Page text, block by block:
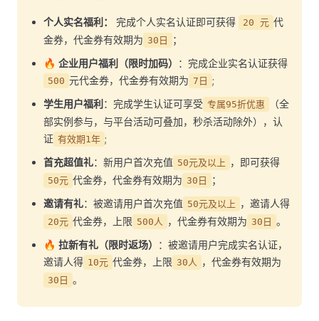
个人实名福利： 完成个人实名认证即可获得 20 元 代
金券，代金券有效期为 30日
；
🔥 企业用户福利（限时加码） ：完成企业实名认证获得
500 元代金券，代金券有效期为 7日
;
学生用户福利 ：完成学生认证可享受 专属95折优惠
（全
部实例参与，与平台活动可叠加，秒杀活动除外），认
证 有效期1年 ;
首充超值礼：新用户首次充值 50元及以上 ，即可获得
50元 代金券，代金券有效期为 30日
；
邀请有礼：被邀请用户首次充值 50元及以上 ，邀请人得
20元 代金券，上限 500人 ，代金券有效期为 30日 。
🔥 拉新有礼（限时返场）
：被邀请用户完成实名认证，
邀请人得 10元 代金券，上限 30人 ，代金券有效期为
30日 。